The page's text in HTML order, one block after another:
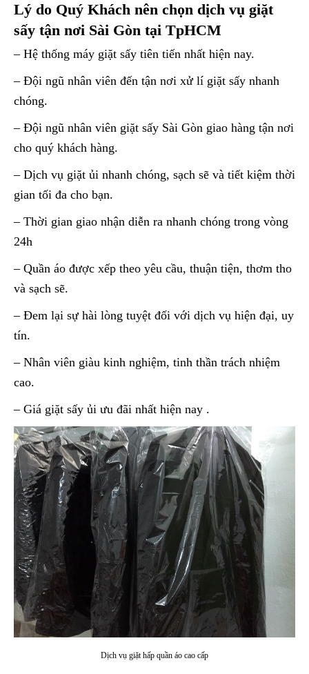
Lý do Quý Khách nên chọn dịch vụ giặt
sấy tận nơi Sài Gòn tại TpHCM
– Hệ thống máy giặt sấy tiên tiến nhất hiện nay.
– Đội ngũ nhân viên đến tận nơi xử lí giặt sấy nhanh
chóng.
– Đội ngũ nhân viên giặt sấy Sài Gòn giao hàng tận nơi
cho quý khách hàng.
– Dịch vụ giặt ủi nhanh chóng, sạch sẽ và tiết kiệm thời
gian tối đa cho bạn.
– Thời gian giao nhận diễn ra nhanh chóng trong vòng
24h
– Quần áo được xếp theo yêu cầu, thuận tiện, thơm tho
và sạch sẽ.
– Đem lại sự hài lòng tuyệt đối với dịch vụ hiện đại, uy
tín.
– Nhân viên giàu kinh nghiệm, tinh thần trách nhiệm
cao.
– Giá giặt sấy ủi ưu đãi nhất hiện nay .
Dịch vụ giặt hấp quần áo cao cấp